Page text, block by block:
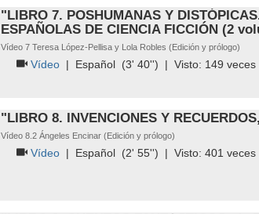
"LIBRO 7. POSHUMANAS Y
ESPAÑOLAS DE CIENCIA FICCIÓN (2
Vídeo 7 Teresa López-Pellisa y Lola Robles (Edición y prólogo)
Vídeo| Español(3' 40'') | Visto: 149 veces
"LIBRO 8. INVENCIONES Y
Vídeo 8.2 Ángeles Encinar (Edición y prólogo)
Vídeo| Español(2' 55'') | Visto: 401 veces